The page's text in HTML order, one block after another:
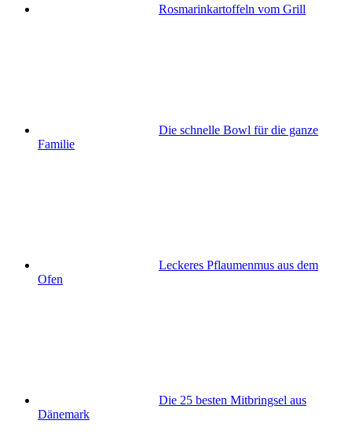
Rosmarinkartoffeln vom Grill
Die schnelle Bowl für die ganze
Familie
Leckeres Pflaumenmus aus dem
Ofen
Die 25 besten Mitbringsel aus
Dänemark